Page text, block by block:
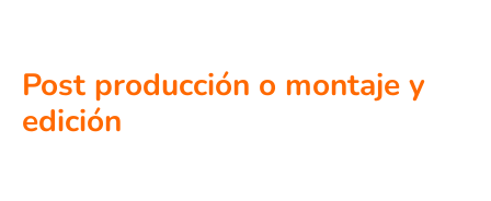
Post producción o montaje y
edición